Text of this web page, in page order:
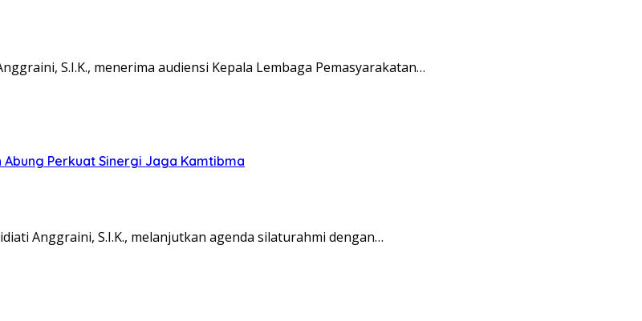
S.I.K., menerima audiensi Kepala Lembaga Pemasyarakatan…
Perkuat Sinergi Jaga Kamtibma
Anggraini, S.I.K., melanjutkan agenda silaturahmi dengan…